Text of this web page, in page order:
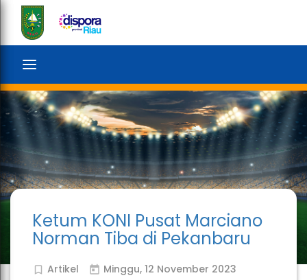
Toggle
navigation
Ketum KONI Pusat Marciano
Norman Tiba di Pekanbaru
bookmark_outline Artikel today Minggu, 12 November 2023